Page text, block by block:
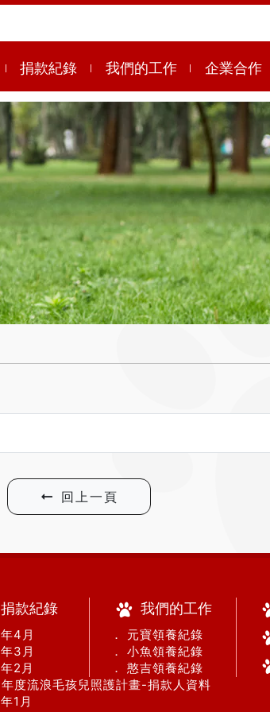
捐款紀錄 我們的工作 企業合作
回上一頁
捐款紀錄
4月
3月
2月
年度流浪毛孩兒照護計畫-捐款人資料
1月
我們的工作
． 元寶領養紀錄
． 小魚領養紀錄
． 憨吉領養紀錄